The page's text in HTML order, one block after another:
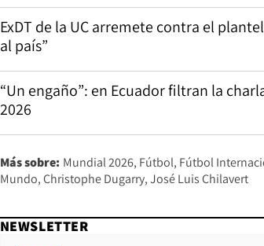
ExDT de la UC arremete contra el
al país”
“Un engaño”: en Ecuador filtran la
2026
Más sobre: Mundial 2026 Fútbol Fútbol
Mundo Christophe Dugarry José Luis Chilavert
NEWSLETTER